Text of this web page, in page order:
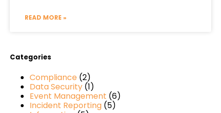
READ MORE »
Categories
Compliance (2)
Data Security (1)
Event Management (6)
Incident Reporting (5)